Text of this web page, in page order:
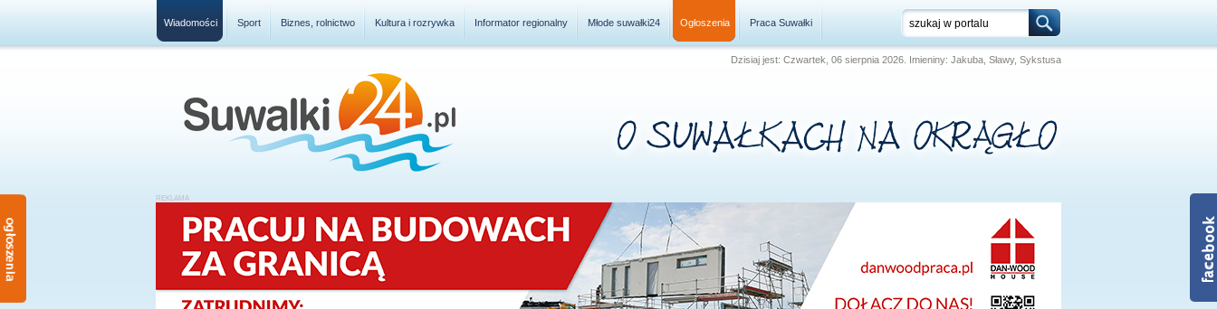
Wiadomości Sport Biznes, rolnictwo Kultura i rozrywka Informator regionalny Młode suwałki24 Ogłoszenia Praca Suwałki
Dzisiaj jest: Czwartek, 06 sierpnia 2026. Imieniny: Jakuba, Sławy, Sykstusa